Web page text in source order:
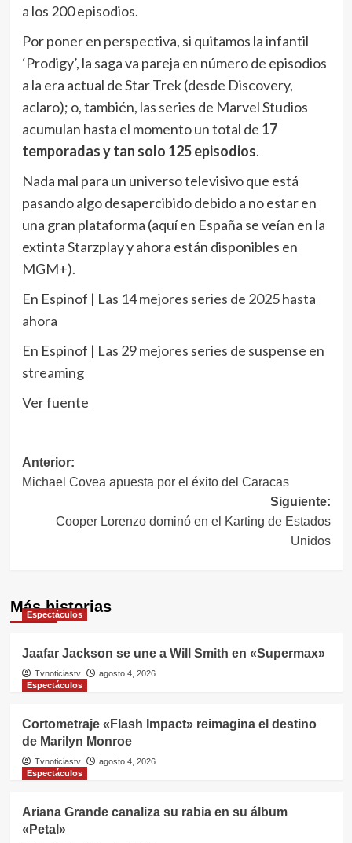
a los 200 episodios.
Por poner en perspectiva, si quitamos la infantil
‘Prodigy’, la saga va pareja en número de episodios
a la era actual de Star Trek (desde Discovery,
aclaro); o, también, las series de Marvel Studios
acumulan hasta el momento un total de 17
temporadas y tan solo 125 episodios.
Nada mal para un universo televisivo que está
pasando algo desapercibido debido a no estar en
una gran plataforma (aquí en España se veían en la
extinta Starzplay y ahora están disponibles en
MGM+).
En Espinof | Las 14 mejores series de 2025 hasta
ahora
En Espinof | Las 29 mejores series de suspense en
streaming
Ver fuente
Navegación
de
entradas
Anterior:
Michael Covea apuesta por el éxito del Caracas
Siguiente:
Cooper Lorenzo dominó en el Karting de Estados
Unidos
Más historias
Espectáculos
Jaafar Jackson se une a Will Smith en «Supermax»
Tvnoticiastv
agosto 4, 2026
Espectáculos
Cortometraje «Flash Impact» reimagina el destino
de Marilyn Monroe
Tvnoticiastv
agosto 4, 2026
Espectáculos
Ariana Grande canaliza su rabia en su álbum
«Petal»